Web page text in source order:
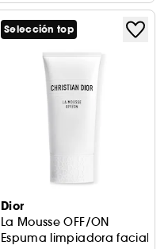
Selección top
Dior
La Mousse OFF/ON
Espuma limpiadora facial,